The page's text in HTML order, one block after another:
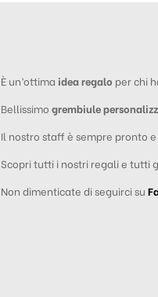
È un’ottima idea regalo per chi
Bellissimo grembiule
Il nostro staff è sempre pronto
Scopri tutti i nostri regali e tutti
Non dimenticate di seguirci su